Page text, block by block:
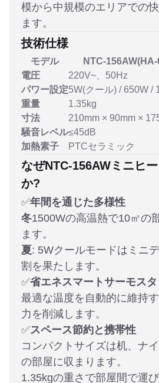
模から中規模のエリアでの
ます。
技術仕様
モデル
NTC-156AW(HA-
電圧
220V~、50Hz
パワー設定5W(クール) / 650W /
重量
1.35kg
寸法
210mm × 90mm ×
騒音レベル≤45dB
加熱素子
PTCセラミック
なぜNTC-156AWミニヒ
か?
✅年間を通じた多様性
冬1500Wの高温熱で10㎡の
ます。
夏: 5Wクールモードはミニ
割を果たします。
✅省エネスマートサーモスタ
最適な温度を自動的に維持
力を削減します。
✅スペース節約と携帯性
コンパクトサイズは机、ナ
の部屋に収まります。
1.35kgの重さで部屋間で運び